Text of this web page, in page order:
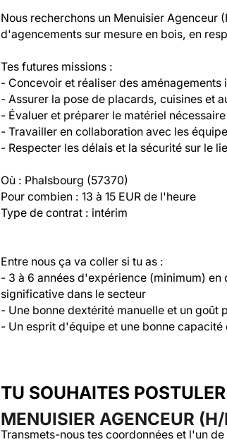
Nous recherchons un Menuisier Agenceur
d'agencements sur mesure en bois, en
Tes futures missions :
- Concevoir et réaliser des aménagements
- Assurer la pose de placards, cuisines et
- Évaluer et préparer le matériel
- Travailler en collaboration avec les
- Respecter les délais et la sécurité sur le
Où : Phalsbourg (57370)
Pour combien : 13 à 15 EUR de l'heure
Type de contrat : intérim
Entre nous ça va coller si tu as :
- 3 à 6 années d'expérience (minimum)
significative dans le secteur
- Une bonne dextérité manuelle et un goût
TU SOUHAITES
MENUISIER AGENCEUR (H/
Transmets-nous tes coordonnées et l'un